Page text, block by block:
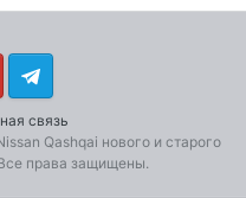
связь
Telegram
Qashqai нового и старого
права защищены.